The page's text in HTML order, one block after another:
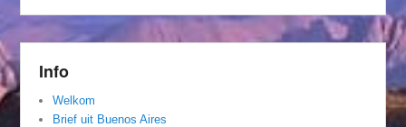
Info
Welkom
Brief uit Buenos Aires